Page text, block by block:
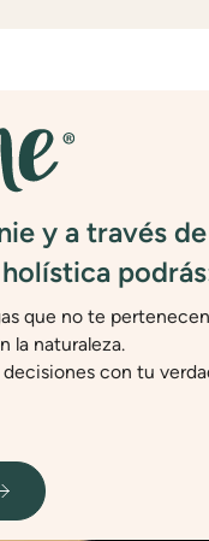
y a través de
que no te
la naturaleza.
con tu